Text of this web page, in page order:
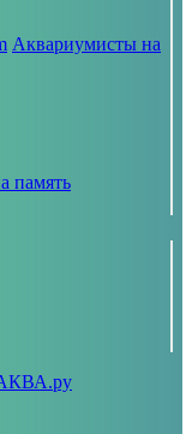
Аквариумисты на
память